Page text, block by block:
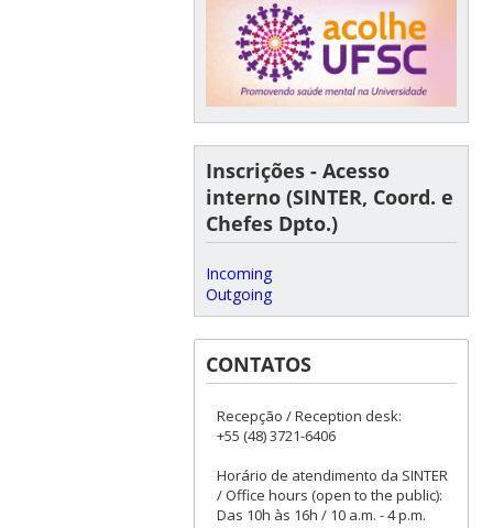
Inscrições - Acesso
interno (SINTER, Coord. e
Chefes Dpto.)
Incoming
Outgoing
CONTATOS
Recepção / Reception desk:
+55 (48) 3721-6406
Horário de atendimento da SINTER
/ Office hours (open to the public):
Das 10h às 16h / 10 a.m. - 4 p.m.